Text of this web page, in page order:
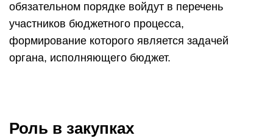
обязательном порядке войдут в перечень
участников бюджетного процесса,
формирование которого является задачей
органа, исполняющего бюджет.
Роль в закупках